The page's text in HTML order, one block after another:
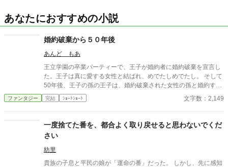
あなたにおすすめの小説
婚約破棄から５０年後
あんど もあ
王立学園の卒業パーティーで、王子が婚約者に婚約破棄を宣言し
た。王子は真に愛する女性と結ばれ、めでたしめでたし。 そして
50年後、王子の孫の王子は、婚約破棄された女性の孫と婚約する
事に。そこで明かされた婚約破棄の真実とは。
ファンタジー 完結 ｼｮｰﾄｼｮｰﾄ 文字数：2,149
一度捨てた番を、都合よく取り戻せると思わないでくだ
さい
紡里
貴族の子息と平民の娘が「運命の番」だった。 しかし、先に感知